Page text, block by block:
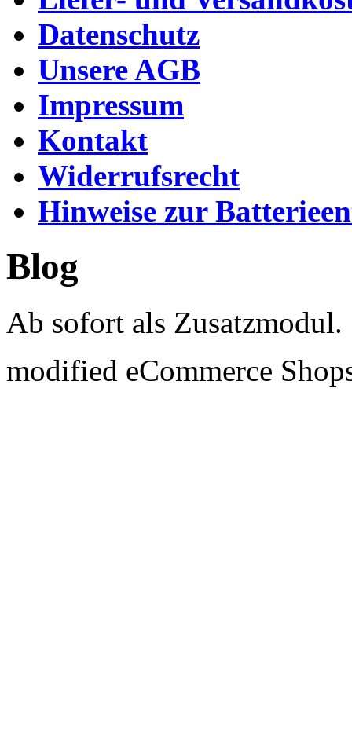
Datenschutz
Unsere AGB
Impressum
Kontakt
Widerrufsrecht
Hinweise zur
Blog
Ab sofort als Zusatzmodul.
modified eCommerce